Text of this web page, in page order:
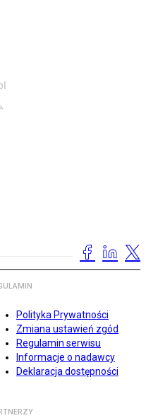
Polityka Prywatności
Zmiana ustawień zgód
Regulamin serwisu
Informacje o nadawcy
Deklaracja dostępności